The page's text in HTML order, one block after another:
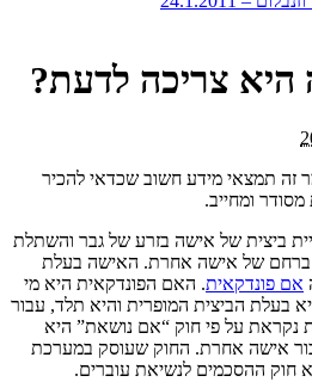
היא צריכה לדעת?
זה תמצאי מידע חשוב שכדאי להכיר
ומחייב.
ביצית של אישה בזרע של גבר והשתלת
ברחם של אישה אחרת. האישה בעלת
אם פונדקאית. האם הפונדקאית היא מי
בעלת הביצית המופרית והיא תלד, עבור
נקראת על פי חוק “אם נושאת” היא
אישה אחרת. החוק שעוסק במערכת
חוק ההסכמים לנשיאת עוברים.